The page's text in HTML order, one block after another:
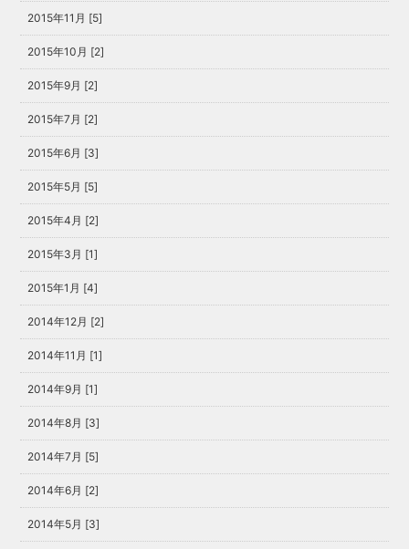
2015年11月 [5]
2015年10月 [2]
2015年9月 [2]
2015年7月 [2]
2015年6月 [3]
2015年5月 [5]
2015年4月 [2]
2015年3月 [1]
2015年1月 [4]
2014年12月 [2]
2014年11月 [1]
2014年9月 [1]
2014年8月 [3]
2014年7月 [5]
2014年6月 [2]
2014年5月 [3]